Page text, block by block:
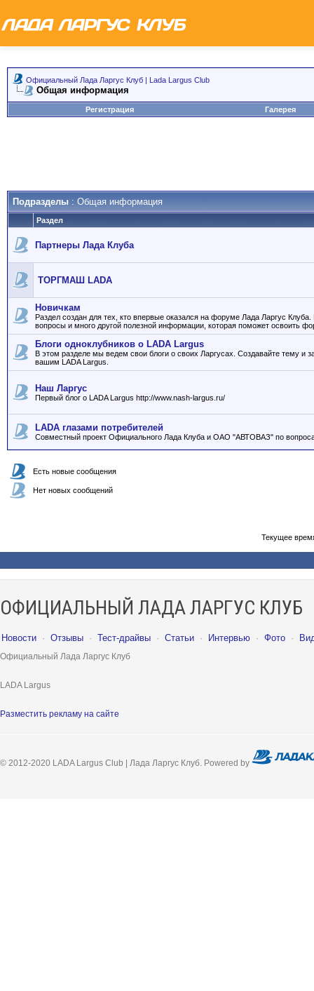
Официальный Лада Ларгус Клуб | Lada Largus Club
Общая информация
Регистрация Галерея
Подразделы : Общая информация
Раздел
Партнеры Лада Клуба
ТОРГМАШ LADA
Новичкам
Раздел создан для тех, кто впервые оказался на форуме Лада Ларгус
вопросы и много другой полезной информации, которая поможет освоить
Блоги одноклубников о LADA Largus
В этом разделе мы ведем свои блоги о своих Ларгусах. Создавайте тему и
вашим LADA Largus.
Наш Ларгус
Первый блог о LADA Largus http://www.nash-largus.ru/
LADA глазами потребителей
Совместный проект Официального Лада Клуба и ОАО "АВТОВАЗ" по
Есть новые сообщения
Нет новых сообщений
Текущее
ОФИЦИАЛЬНЫЙ ЛАДА ЛАРГУС КЛУБ
Новости · Отзывы · Тест-драйвы · Статьи · Интервью · Фото ·
Официальный Лада Ларгус Клуб
LADA Largus
Разместить рекламу на сайте
© 2012-2020 LADA Largus Club | Лада Ларгус Клуб. Powered by